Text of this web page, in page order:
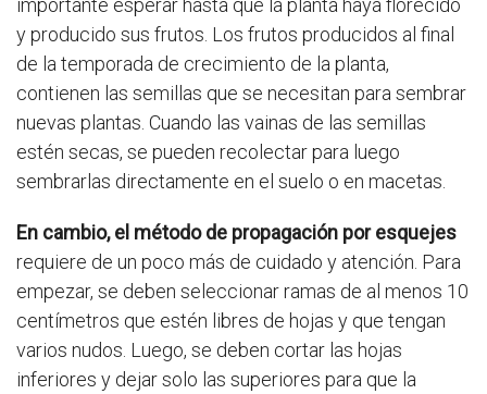
importante esperar hasta que la planta haya florecido
y producido sus frutos. Los frutos producidos al final
de la temporada de crecimiento de la planta,
contienen las semillas que se necesitan para sembrar
nuevas plantas. Cuando las vainas de las semillas
estén secas, se pueden recolectar para luego
sembrarlas directamente en el suelo o en macetas.
En cambio, el método de propagación por esquejes
requiere de un poco más de cuidado y atención. Para
empezar, se deben seleccionar ramas de al menos 10
centímetros que estén libres de hojas y que tengan
varios nudos. Luego, se deben cortar las hojas
inferiores y dejar solo las superiores para que la